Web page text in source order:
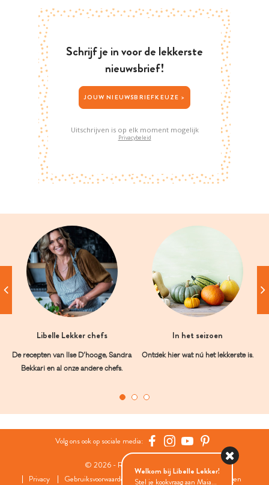
Schrijf je in voor de lekkerste
nieuwsbrief!
JOUW NIEUWSBRIEFKEUZE >
Uitschrijven is op elk moment mogelijk
Privacybeleid
Libelle Lekker chefs
De recepten van Ilse D’hooge, Sandra
Bekkari en al onze andere chefs.
In het seizoen
Ontdek hier wat nú het lekkerste is.
Volg ons ook op sociale media:
© 2026 - Roularta Media Group
Privacy
Gebruiksvoorwaarden Cookies Cookies instellingen
Welkom bij Libelle Lekker!
Stel je kookvraag aan Maia...